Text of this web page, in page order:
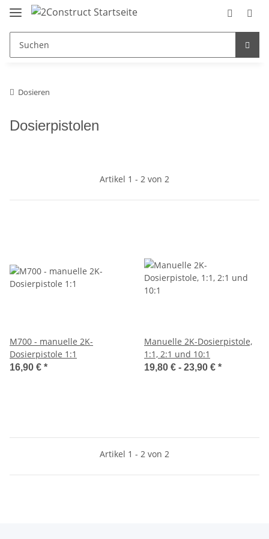
Dosieren
Dosierpistolen
Artikel 1 - 2 von 2
M700 - manuelle 2K-
Dosierpistole 1:1
16,90 € *
Manuelle 2K-Dosierpistole,
1:1, 2:1 und 10:1
19,80 € - 23,90 € *
Artikel 1 - 2 von 2